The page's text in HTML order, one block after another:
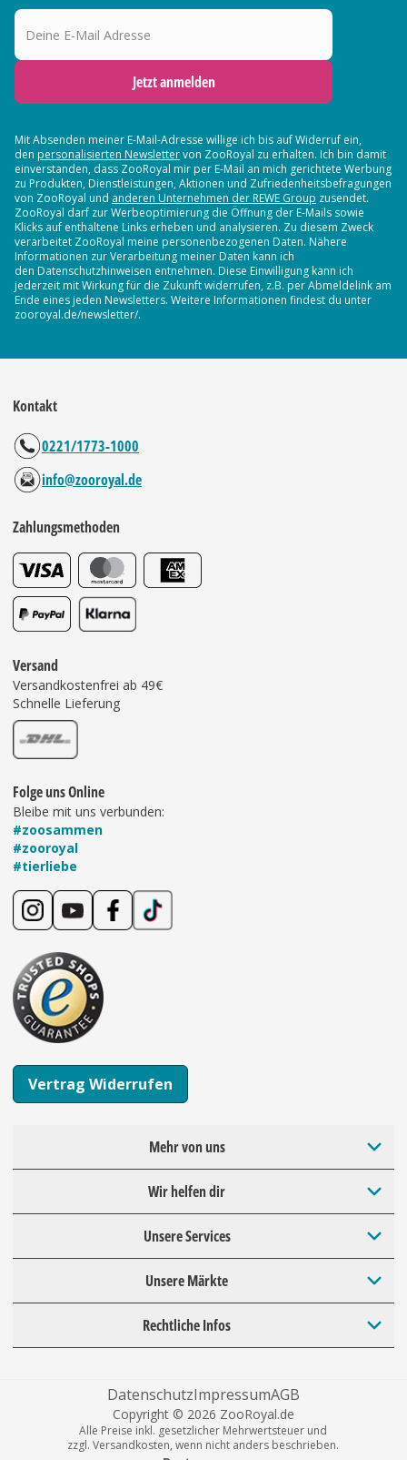
Deine E-Mail Adresse
Jetzt anmelden
Mit Absenden meiner E-Mail-Adresse willige ich bis auf Widerruf ein,
den personalisierten Newslettervon ZooRoyal zu erhalten. Ich bin damit
einverstanden, dass ZooRoyal mir per E-Mail an mich gerichtete Werbung
zu Produkten, Dienstleistungen, Aktionen und Zufriedenheitsbefragungen
von ZooRoyal und anderen Unternehmen der REWE Group zusendet.
ZooRoyal darf zur Werbeoptimierung die Öffnung der E-Mails sowie
Klicks auf enthaltene Links erheben und analysieren. Zu diesem Zweck
verarbeitet ZooRoyal meine personenbezogenen Daten. Nähere
Informationen zur Verarbeitung meiner Daten kann ich
den Datenschutzhinweisen entnehmen. Diese Einwilligung kann ich
jederzeit mit Wirkung für die Zukunft widerrufen, z.B. per Abmeldelink am
Ende eines jeden Newsletters. Weitere Informationen findest du unter
zooroyal.de/newsletter/.
Kontakt
0221/1773-1000
info@zooroyal.de
Zahlungsmethoden
Versand
Versandkostenfrei ab 49€
Schnelle Lieferung
Folge uns Online
Bleibe mit uns verbunden:
#zoosammen
#zooroyal
#tierliebe
Vertrag Widerrufen
Mehr von uns
Wir helfen dir
Unsere Services
Unsere Märkte
Rechtliche Infos
DatenschutzImpressumAGB
Copyright © 2026 ZooRoyal.de
Alle Preise inkl. gesetzlicher Mehrwertsteuer und
zzgl. Versandkosten, wenn nicht anders beschrieben.